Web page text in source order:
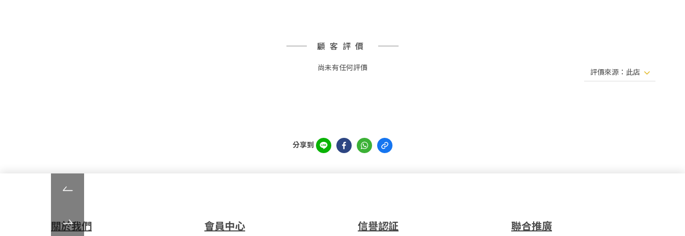
顧客評價
尚未有任何評價
分享到
關於我們 會員中心 信譽認証 聯合推廣